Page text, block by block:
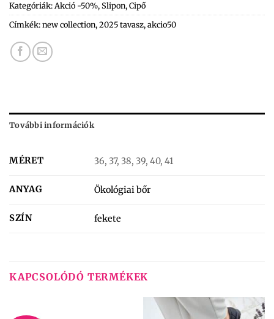
Kategóriák:Akció -50%,Slipon,Cipő
Címkék:new collection,2025 tavasz,akcio50
További információk
MÉRET 36, 37, 38, 39, 40, 41
ANYAG Ökológiai bőr
SZÍN fekete
KAPCSOLÓDÓ TERMÉKEK